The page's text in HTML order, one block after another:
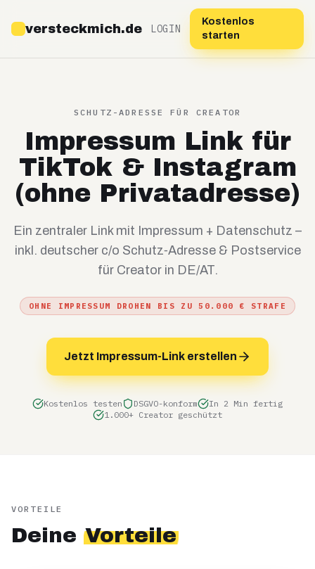
versteckmich.de LOGIN
Kostenlos
starten
SCHUTZ-ADRESSE FÜR CREATOR
Impressum Link für
TikTok & Instagram
(ohne Privatadresse)
Ein zentraler Link mit Impressum + Datenschutz –
inkl. deutscher c/o Schutz‑Adresse & Postservice
für Creator in DE/AT.
OHNE IMPRESSUM DROHEN BIS ZU 50.000 € STRAFE
Jetzt Impressum-Link erstellen
Kostenlos testen DSGVO-konform
In 2 Min fertig
1.000+ Creator geschützt
VORTEILE
Deine Vorteile